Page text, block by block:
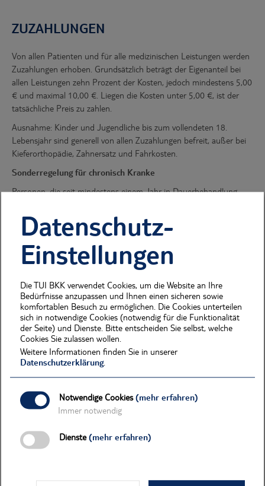
ZUZAHLUNGEN
Von allen Patienten und für alle medizinischen Leistungen werden
Zuzahlungen erhoben. Grundsätzlich beträgt der Eigenanteil bei
allen Leistungen zehn Prozent der Kosten, jedoch mindestens 5,00
€ und maximal 10,00 €. Liegen die Kosten unter 5,00 €, ist der
tatsächliche Preis zu zahlen.
Ausnahme: Kinder und Jugendliche bis zum vollendeten 18.
Lebensjahr sind generell von allen Zuzahlungen befreit, außer bei
Kieferorthopädie, Zahnersatz und Fahrkosten.
Sonderregelung für chronisch Kranke
Personen, die seit mindestens einem Jahr in Dauerbehandlung
eines der folgenden Merkmale erfüllen, müssen nur geringere
Zuzahlungen leisten:
Pflegebedürftigkeit ab Pflegegrad 3 (nach einem Jahr wird
Dauerbehandlung unterstellt) oder
Erwerbsminderung von mindestens 60 % oder
Kontinuierliche medizinische Versorgung zur Vermeidung der
Verminderung der Lebenserwartung bzw. lebensbedrohliche
Verschlimmerung nach Bewertung des Arztes.
Befreiung von Zuzahlungen (Belastungsgrenzen)
Die zumutbare Eigenbelastung eines BKK-Versicherten bzw. seiner
Familie ist auf höchstens zwei Prozent der jährlichen
Bruttoeinnahmen zum Lebensunterhalt begrenzt. Für chronisch
Kranke gilt eine Grenze von ein Prozent. Zur Ermittlung dieses
Grenzbetrages ist das Jahreseinkommen maßgebend. Ist ein
Familieneinkommen anzurechnen, werden „Familienabschläge“
abgezogen.
Datenschutz-
Einstellungen
Die TUI BKK verwendet Cookies, um die Website an Ihre
Bedürfnisse anzupassen und Ihnen einen sicheren sowie
komfortablen Besuch zu ermöglichen. Die Cookies unterteilen
sich in notwendige Cookies (notwendig für die Funktionalität
der Seite) und Dienste. Bitte entscheiden Sie selbst, welche
Cookies Sie zulassen wollen.
Weitere Informationen finden Sie in unserer
Datenschutzerklärung.
Notwendige Cookies (mehr erfahren)
Immer notwendig
Dienste (mehr erfahren)